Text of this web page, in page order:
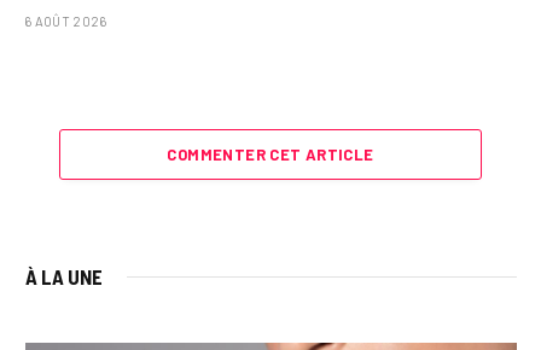
6 AOÛT 2026
COMMENTER CET ARTICLE
À LA UNE